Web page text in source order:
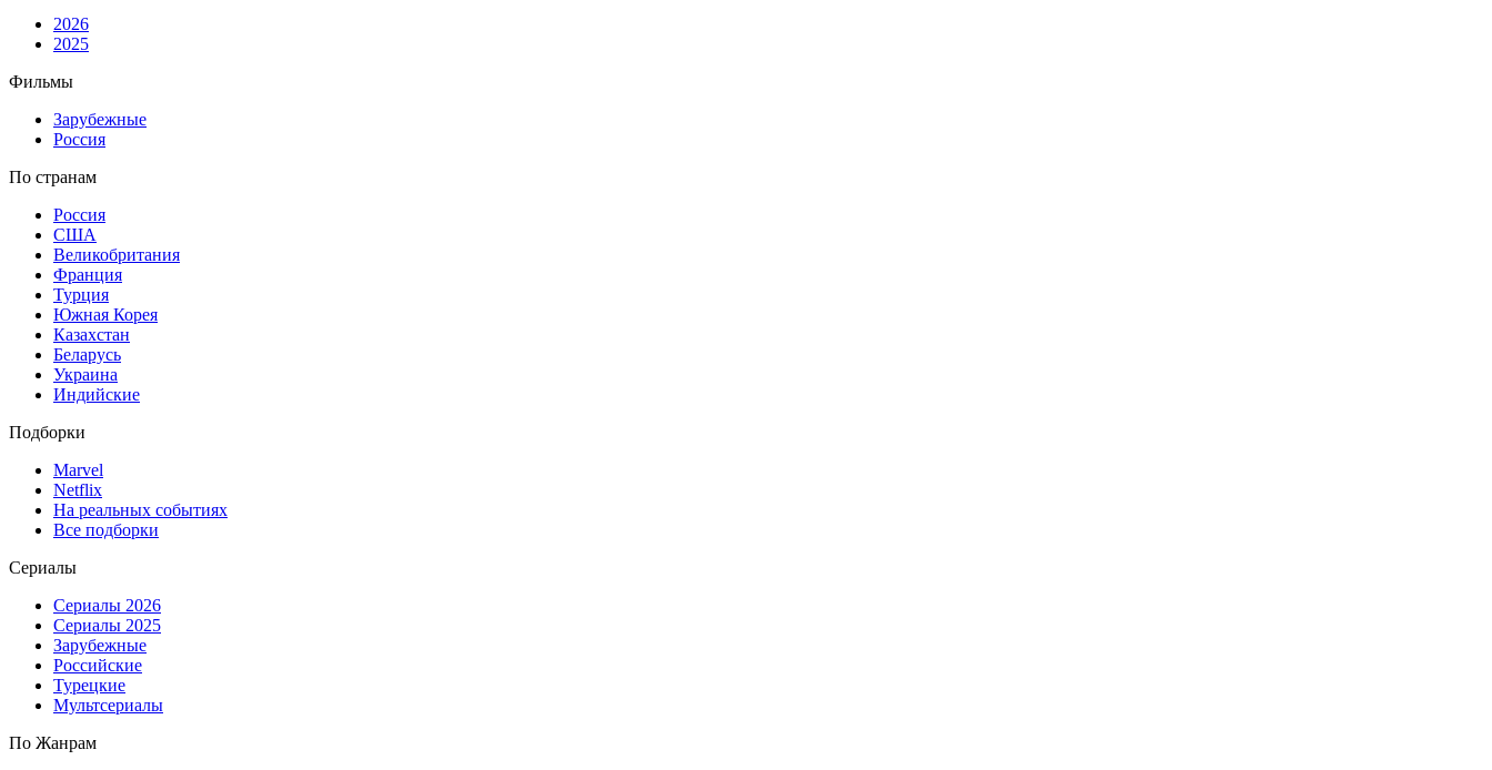
2026
2025
Фильмы
Зарубежные
Россия
По странам
Россия
США
Великобритания
Франция
Турция
Южная Корея
Казахстан
Беларусь
Украина
Индийские
Подборки
Marvel
Netflix
На реальных событиях
Все подборки
Сериалы
Сериалы 2026
Сериалы 2025
Зарубежные
Российские
Турецкие
Мультсериалы
По Жанрам